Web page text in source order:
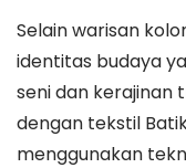
Selain warisan
identitas budaya
seni dan kerajinan
dengan tekstil
menggunakan